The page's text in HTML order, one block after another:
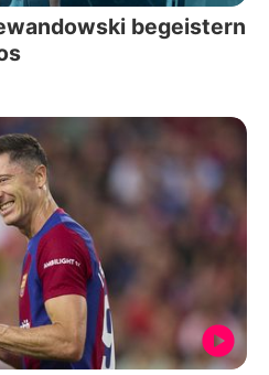
begeistern